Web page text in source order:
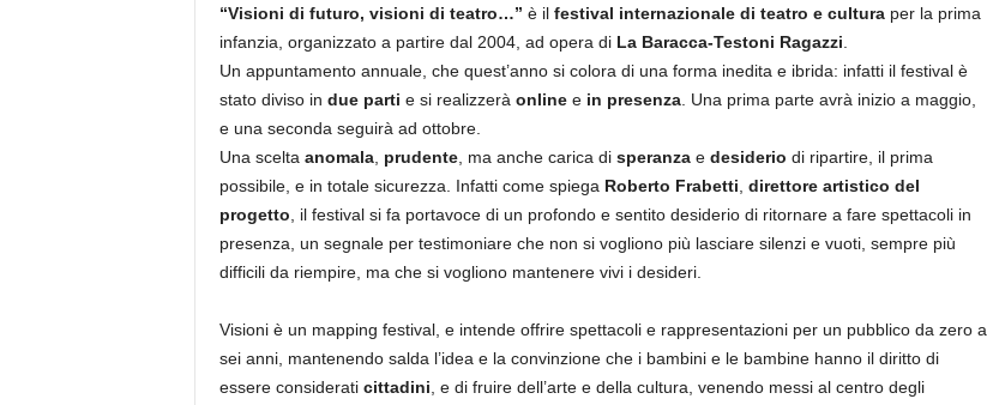
“Visioni di futuro, visioni di teatro…” è ilfestival internazionale di teatro e culturaper la prima
infanzia, organizzato a partire dal 2004, ad opera di La Baracca-Testoni Ragazzi
Un appuntamento annuale, che quest’anno si colora di una forma inedita e ibrida: infatti il festival è
stato diviso in due parti e si realizzerà onlinee in presenza. Una prima parte avrà inizio a maggio,
e una seconda seguirà ad ottobre.
Una scelta anomala, prudente, ma anche carica di speranzae desiderio di ripartire, il prima
possibile, e in totale sicurezza. Infatti come spiega Roberto Frabetti direttore artistico del
progetto , il festival si fa portavoce di un profondo e sentito desiderio di ritornare a fare spettacoli in
presenza, un segnale per testimoniare che non si vogliono più lasciare silenzi e vuoti, sempre più
difficili da riempire, ma che si vogliono mantenere vivi i desideri.
Visioni è un mapping festival, e intende offrire spettacoli e rappresentazioni per un pubblico da zero a
sei anni, mantenendo salda l’idea e la convinzione che i bambini e le bambine hanno il diritto di
essere considerati cittadini , e di fruire dell’arte e della cultura, venendo messi al centro degli